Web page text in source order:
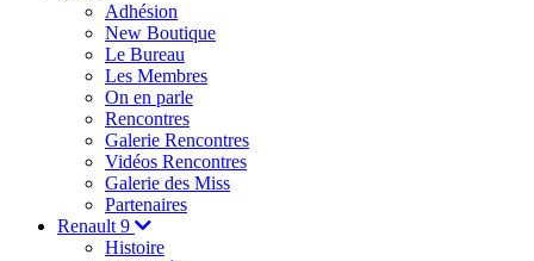
Adhésion
New Boutique
Le Bureau
Les Membres
On en parle
Rencontres
Galerie Rencontres
Vidéos Rencontres
Galerie des Miss
Partenaires
Renault 9
Histoire